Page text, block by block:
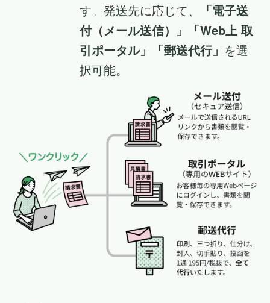
す。発送先に応じて、
「電子送
付（メール送信）」「Web上 取
引ポータル」「郵送代行」 を選
択可能。